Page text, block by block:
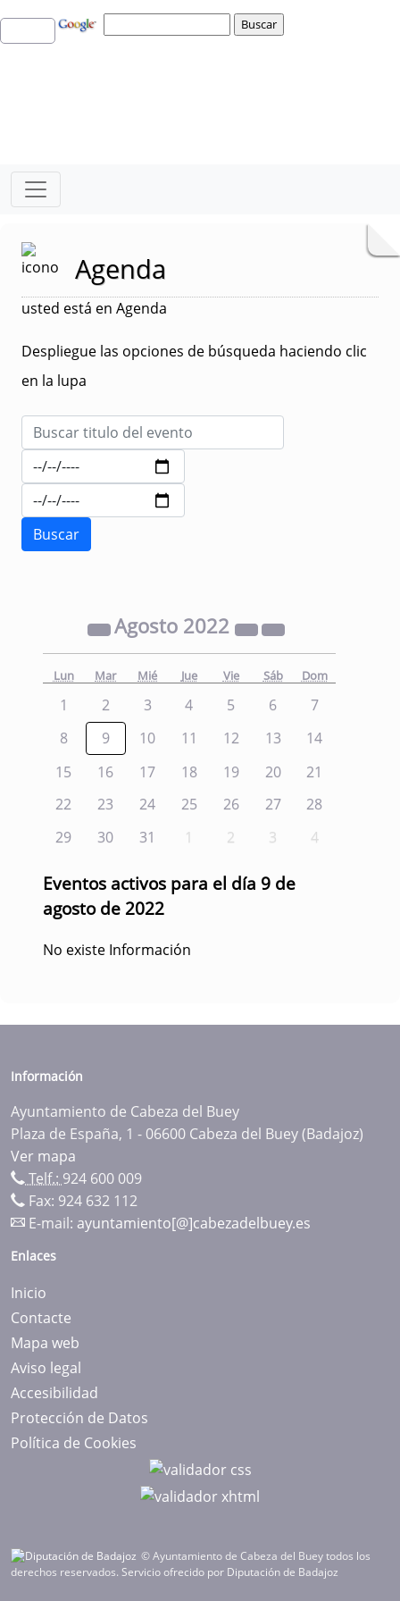
Agenda
usted está en Agenda
Despliegue las opciones de búsqueda haciendo clic
en la lupa
Agosto 2022
Lun Mar Mié Jue Vie Sáb Dom
1 2 3 4 5 6
7
8
9 10 11 12 13
14
15
16 17 18 19 20
21
22
23 24 25 26 27
28
29
30 31 1 2 3 4
Eventos activos para el día 9 de
agosto de 2022
No existe Información
Información
Ayuntamiento de Cabeza del Buey
Plaza de España, 1 - 06600 Cabeza del Buey (Badajoz)
Ver mapa
Telf.: 924 600 009
Fax: 924 632 112
E-mail: ayuntamiento[@]cabezadelbuey.es
Enlaces
Inicio
Contacte
Mapa web
Aviso legal
Accesibilidad
Protección de Datos
Política de Cookies
© Ayuntamiento de Cabeza del Buey todos los
derechos reservados. Servicio ofrecido por Diputación de Badajoz